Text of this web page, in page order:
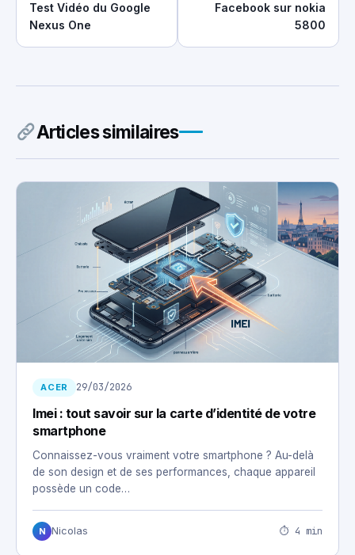
Test Vidéo du Google
Nexus One
Facebook sur nokia
5800
Articles similaires
ACER 29/03/2026
Imei : tout savoir sur la carte d’identité de votre
smartphone
Connaissez-vous vraiment votre smartphone ? Au-delà
de son design et de ses performances, chaque appareil
possède un code…
N Nicolas ⏱ 4 min